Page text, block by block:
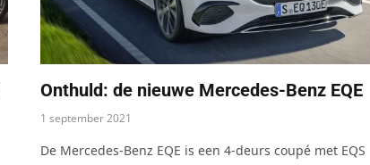
Onthuld: de nieuwe Mercedes-Benz EQE
1 september 2021
De Mercedes-Benz EQE is een 4-deurs coupé met EQS